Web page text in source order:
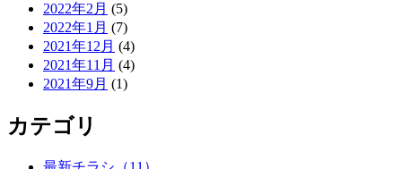
2022年2月 (5)
2022年1月 (7)
2021年12月 (4)
2021年11月 (4)
2021年9月 (1)
カテゴリ